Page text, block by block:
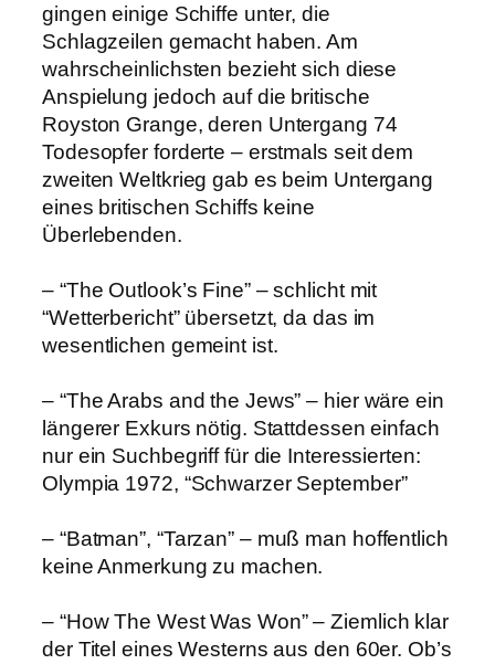
gingen einige Schiffe unter, die
Schlagzeilen gemacht haben. Am
wahrscheinlichsten bezieht sich diese
Anspielung jedoch auf die britische
Royston Grange, deren Untergang 74
Todesopfer forderte – erstmals seit dem
zweiten Weltkrieg gab es beim Untergang
eines britischen Schiffs keine
Überlebenden.
– “The Outlook’s Fine” – schlicht mit
“Wetterbericht” übersetzt, da das im
wesentlichen gemeint ist.
– “The Arabs and the Jews” – hier wäre ein
längerer Exkurs nötig. Stattdessen einfach
nur ein Suchbegriff für die Interessierten:
Olympia 1972, “Schwarzer September”
– “Batman”, “Tarzan” – muß man hoffentlich
keine Anmerkung zu machen.
– “How The West Was Won” – Ziemlich klar
der Titel eines Westerns aus den 60er. Ob’s